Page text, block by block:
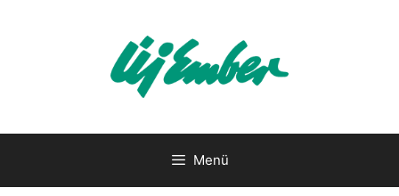
Menü